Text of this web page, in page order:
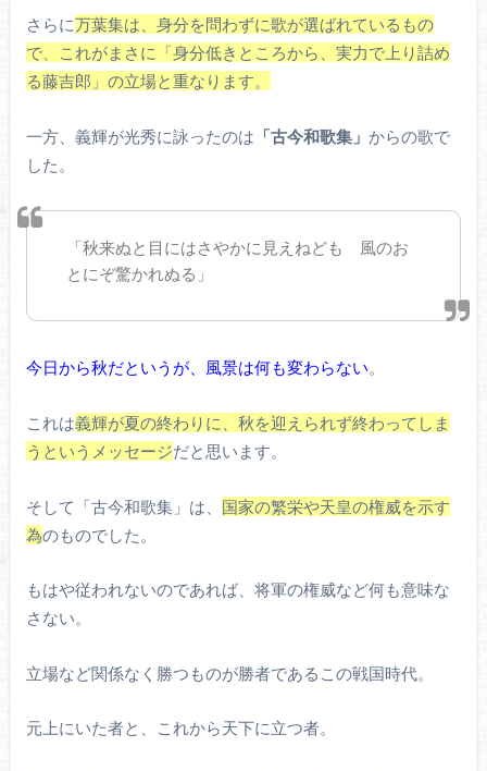
さらに万葉集は、身分を問わずに歌が選ばれているもの
で、これがまさに「身分低きところから、実力で上り詰め
る藤吉郎」の立場と重なります。
一方、義輝が光秀に詠ったのは 「古今和歌集」 からの歌で
した。
「秋来ぬと目にはさやかに見えねども 風のお
とにぞ驚かれぬる」
今日から秋だというが、風景は何も変わらない。
これは義輝が夏の終わりに、秋を迎えられず終わってしま
うというメッセージだと思います。
そして「古今和歌集」は、 国家の繁栄や天皇の権威を示す
為のものでした。
もはや従われないのであれば、将軍の権威など何も意味な
さない。
立場など関係なく勝つものが勝者であるこの戦国時代。
元上にいた者と、これから天下に立つ者。